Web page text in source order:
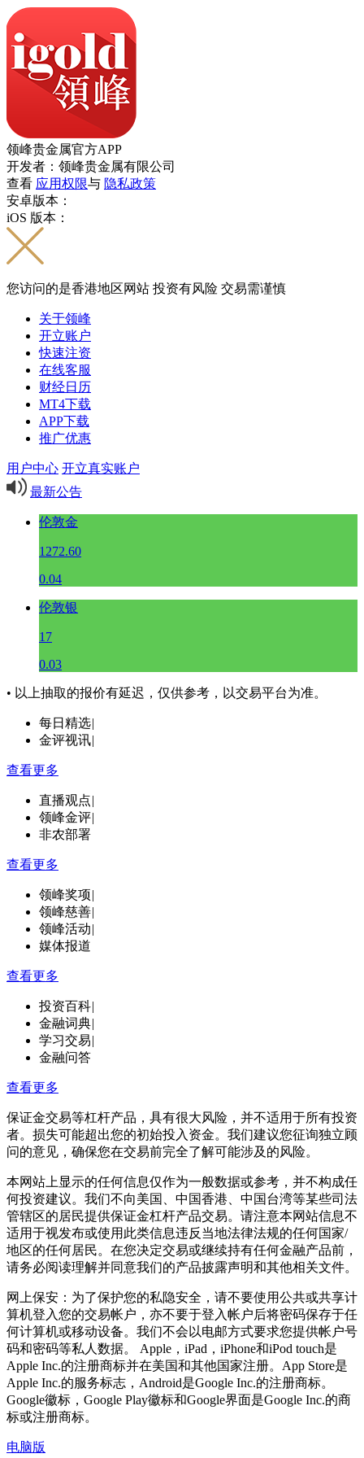
领峰贵金属官方APP
开发者：领峰贵金属有限公司
查看 应用权限与 隐私政策
安卓版本：
iOS 版本：
您访问的是香港地区网站 投资有风险 交易需谨慎
关于领峰
开立账户
快速注资
在线客服
财经日历
MT4下载
APP下载
推广优惠
用户中心 开立真实账户
最新公告
伦敦金
1272.60
0.04
伦敦银
17
0.03
• 以上抽取的报价有延迟，仅供参考，以交易平台为准。
每日精选|
金评视讯|
查看更多
直播观点|
领峰金评|
非农部署
查看更多
领峰奖项|
领峰慈善|
领峰活动|
媒体报道
查看更多
投资百科|
金融词典|
学习交易|
金融问答
查看更多
保证金交易等杠杆产品，具有很大风险，并不适用于所有投资
者。损失可能超出您的初始投入资金。我们建议您征询独立顾
问的意见，确保您在交易前完全了解可能涉及的风险。
本网站上显示的任何信息仅作为一般数据或参考，并不构成任
何投资建议。我们不向美国、中国香港、中国台湾等某些司法
管辖区的居民提供保证金杠杆产品交易。请注意本网站信息不
适用于视发布或使用此类信息违反当地法律法规的任何国家/
地区的任何居民。在您决定交易或继续持有任何金融产品前，
请务必阅读理解并同意我们的产品披露声明和其他相关文件。
网上保安：为了保护您的私隐安全，请不要使用公共或共享计
算机登入您的交易帐户，亦不要于登入帐户后将密码保存于任
何计算机或移动设备。我们不会以电邮方式要求您提供帐户号
码和密码等私人数据。 Apple，iPad，iPhone和iPod touch是
Apple Inc.的注册商标并在美国和其他国家注册。App Store是
Apple Inc.的服务标志，Android是Google Inc.的注册商标。
Google徽标，Google Play徽标和Google界面是Google Inc.的商
标或注册商标。
电脑版